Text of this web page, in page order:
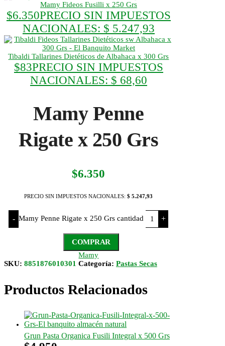
Mamy Fideos Fusilli x 250 Grs
$6.350PRECIO SIN IMPUESTOS
NACIONALES: $ 5.247,93
Tibaldi Tallarines Dietéticos de Albahaca x 300 Grs
$83PRECIO SIN IMPUESTOS
NACIONALES: $ 68,60
Mamy Penne
Rigate x 250 Grs
$6.350
PRECIO SIN IMPUESTOS NACIONALES:$ 5.247,93
- Mamy Penne Rigate x 250 Grs cantidad +
COMPRAR
Mamy
SKU: 8851876010301 Categoría: Pastas Secas
Productos Relacionados
Grun Pasta Organica Fusili Integral x 500 Grs